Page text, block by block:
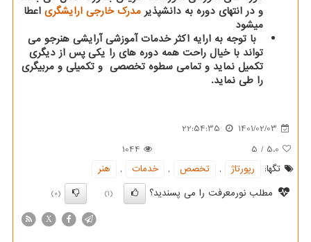
و در انتهای دوره به دانشپذیر مدرک خارجی ارایشگری اعطا
میشود
با توجه به ارایه اکثر خدمات آموزشی آرایشی هنرجو می
تواند با خیال راحت همه دوره های را یکی پس از دیگری
تکمیل نماید و تمامی سطوه تخصصی و تکمیلی و مربیگری
را طی نماید.
1401/02/03
22:54:35
5.0
/
5
1044
تگها:
رپورتاژ , تخصص , خدمات ,
هنر
مطلب نورمعرفت را می پسندید؟
(1)
(0)
X